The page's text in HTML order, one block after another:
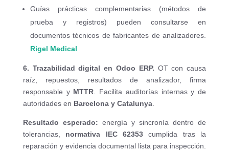
Guías prácticas complementarias (métodos de
prueba y registros) pueden consultarse en
documentos técnicos de fabricantes de analizadores.
Rigel Medical
6. Trazabilidad digital en Odoo ERP. OT con causa
raíz, repuestos, resultados de analizador, firma
responsable y MTTR . Facilita auditorías internas y de
autoridades en Barcelona y Catalunya.
Resultado esperado: energía y sincronía dentro de
tolerancias, normativa IEC 62353 cumplida tras la
reparación y evidencia documental lista para inspección.